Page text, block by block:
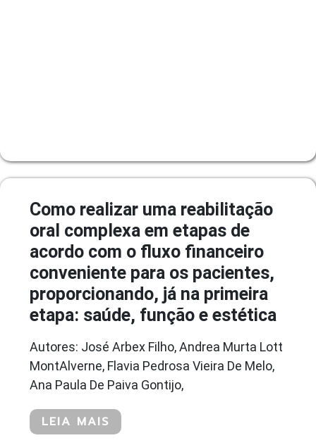
Como realizar uma reabilitação
oral complexa em etapas de
acordo com o fluxo financeiro
conveniente para os pacientes,
proporcionando, já na primeira
etapa: saúde, função e estética
Autores: José Arbex Filho, Andrea Murta Lott
MontAlverne, Flavia Pedrosa Vieira De Melo,
Ana Paula De Paiva Gontijo,
LEIA MAIS